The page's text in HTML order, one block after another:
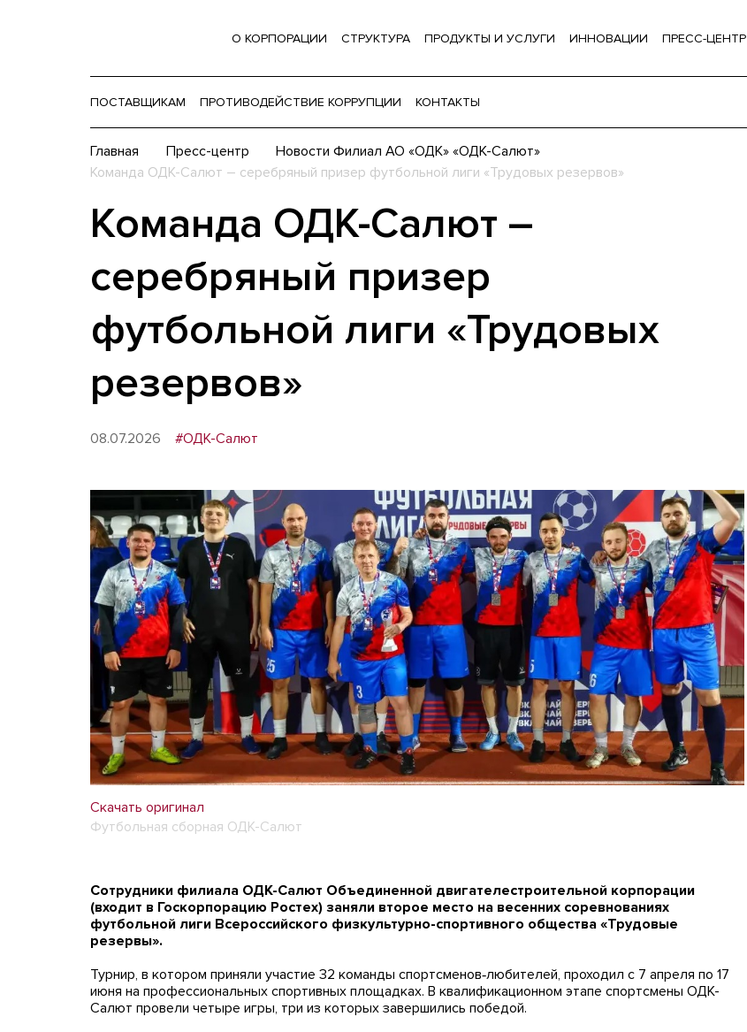
О КОРПОРАЦИИ СТРУКТУРА ПРОДУКТЫ И УСЛУГИ ИННОВАЦИИ ПРЕСС-ЦЕНТР
ПОСТАВЩИКАМ ПРОТИВОДЕЙСТВИЕ КОРРУПЦИИ КОНТАКТЫ
Главная Пресс-центр
Новости Филиал АО «ОДК» «ОДК-Салют»
Команда ОДК-Салют – серебряный призер футбольной лиги «Трудовых резервов»
Команда ОДК-Салют –
серебряный призер
футбольной лиги «Трудовых
резервов»
08.07.2026 #ОДК-Салют
Скачать оригинал
Футбольная сборная ОДК-Салют
Сотрудники филиала ОДК-Салют Объединенной двигателестроительной корпорации
(входит в Госкорпорацию Ростех) заняли второе место на весенних соревнованиях
футбольной лиги Всероссийского физкультурно-спортивного общества «Трудовые
резервы».
Турнир, в котором приняли участие 32 команды спортсменов‑любителей, проходил с 7 апреля по 17
июня на профессиональных спортивных площадках. В квалификационном этапе спортсмены ОДК-
Салют провели четыре игры, три из которых завершились победой.